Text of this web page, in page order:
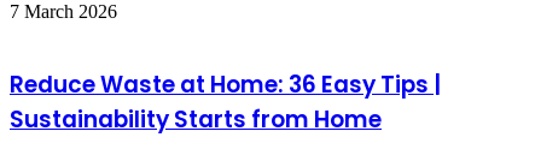
7 March 2026
Reduce Waste at Home: 36 Easy Tips |
Sustainability Starts from Home